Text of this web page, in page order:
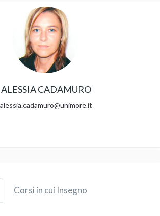
ALESSIA CADAMURO
alessia.cadamuro@unimore.it
Corsi in cui Insegno